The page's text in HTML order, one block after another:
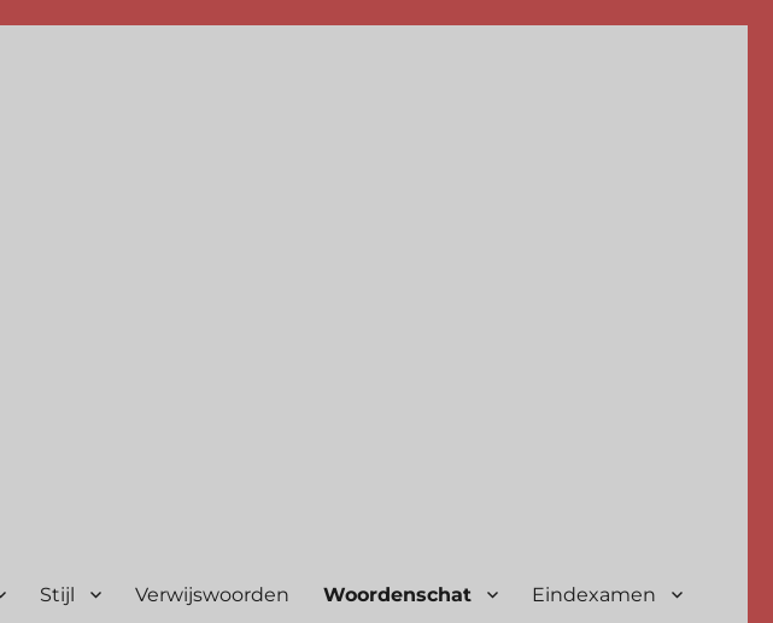
Stijl Verwijswoorden Woordenschat Eindexamen